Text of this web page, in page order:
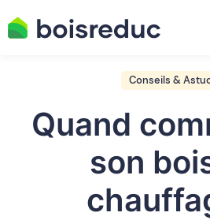
Conseils &
Quand
son